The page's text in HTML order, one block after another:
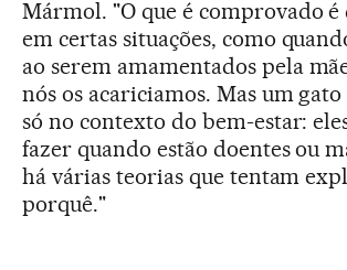
Mármol. "O que é comprovado é
em certas situações, como
ao serem amamentados pela
nós os acariciamos. Mas um
só no contexto do bem-estar:
fazer quando estão doentes ou
há várias teorias que tentam
porquê."